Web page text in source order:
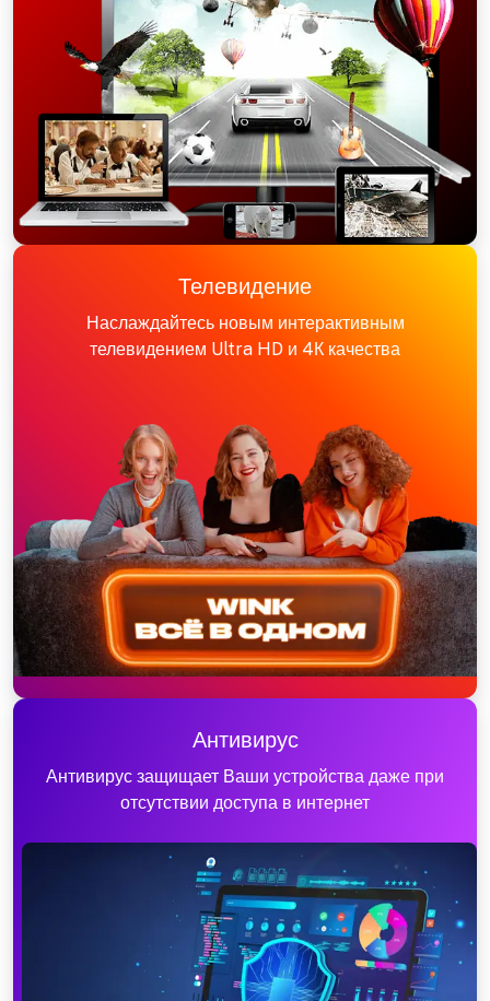
Телевидение
Наслаждайтесь новым интерактивным
телевидением Ultra HD и 4К качества
Антивирус
Антивирус защищает Ваши устройства даже при
отсутствии доступа в интернет